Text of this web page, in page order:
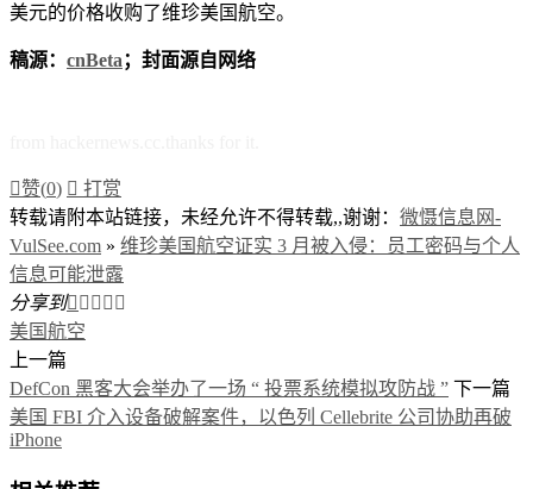
美元的价格收购了维珍美国航空。
稿源： cnBeta；封面源自网络
赞(0)  打赏
转载请附本站链接，未经允许不得转载,,谢谢： 微慑信息网-
VulSee.com » 维珍美国航空证实 3 月被入侵：员工密码与个人
信息可能泄露
分享到    
美国航空
上一篇
DefCon 黑客大会举办了一场 “ 投票系统模拟攻防战 ” 下一篇
美国 FBI 介入设备破解案件，以色列 Cellebrite 公司协助再破
iPhone